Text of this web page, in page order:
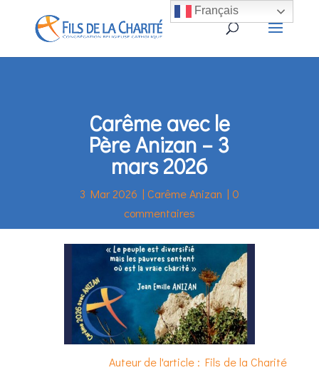
Carême avec le
Père Anizan – 3
mars 2026
3 Mar 2026 | Carême Anizan | 0
commentaires
Auteur de l'article : Fils de la Charité
Français